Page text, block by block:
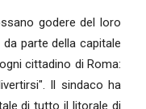
godere del loro
parte della capitale
cittadino di Roma:
Il sindaco ha